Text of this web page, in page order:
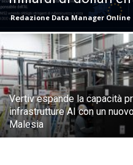
Redazione Data Manager Online
Vertiv espande la capacità
infrastrutture AI con un
Malesia